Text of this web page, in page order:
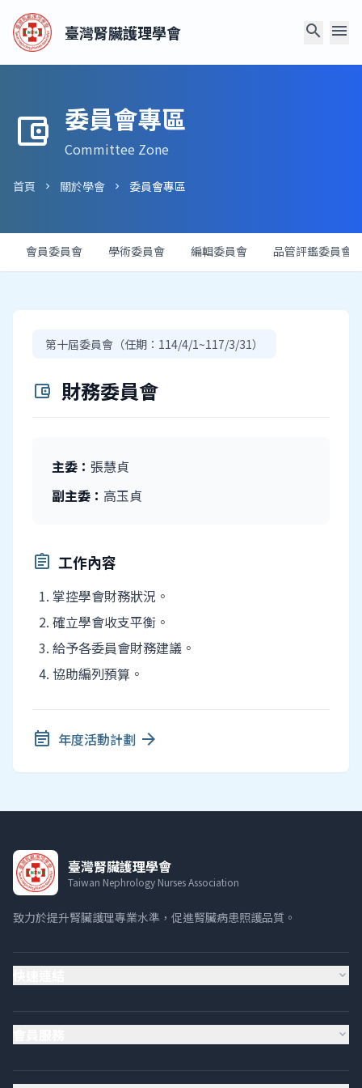
臺灣腎臟護理學會 search menu
account_balance_wallet 委員會專區
Committee Zone
首頁 chevron_right 關於學會 chevron_right 委員會專區
會員委員會 學術委員會 編輯委員會 品管評鑑委員會
第十屆委員會（任期：114/4/1~117/3/31）
account_balance_wallet 財務委員會
主委： 張慧貞
副主委： 高玉貞
assignment 工作內容
掌控學會財務狀況。
確立學會收支平衡。
給予各委員會財務建議。
協助編列預算。
event_note 年度活動計劃 arrow_forward
臺灣腎臟護理學會
Taiwan Nephrology Nurses Association
致力於提升腎臟護理專業水準，促進腎臟病患照護品質。
expand_more
expand_more